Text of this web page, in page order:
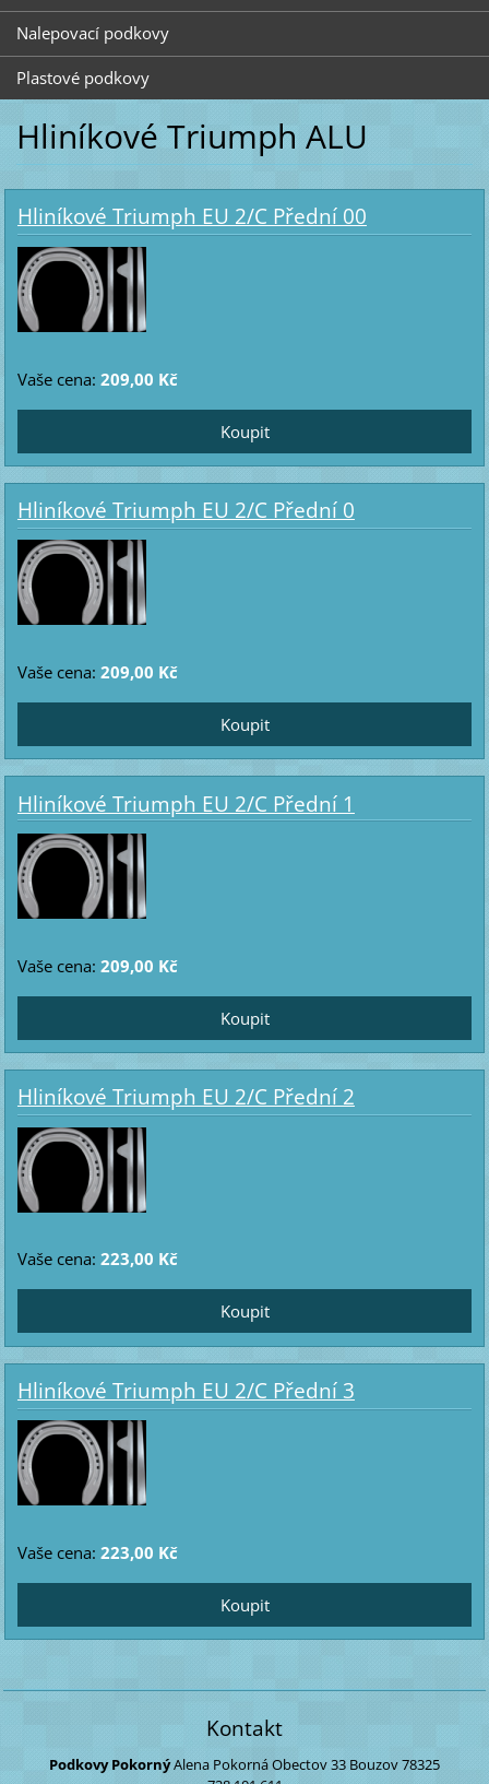
Nalepovací podkovy
Plastové podkovy
Hliníkové Triumph ALU
Hliníkové Triumph EU 2/C Přední 00
Vaše cena: 209,00 Kč
Hliníkové Triumph EU 2/C Přední 0
Vaše cena: 209,00 Kč
Hliníkové Triumph EU 2/C Přední 1
Vaše cena: 209,00 Kč
Hliníkové Triumph EU 2/C Přední 2
Vaše cena: 223,00 Kč
Hliníkové Triumph EU 2/C Přední 3
Vaše cena: 223,00 Kč
Kontakt
Podkovy PokornýAlena PokornáObectov 33 Bouzov78325